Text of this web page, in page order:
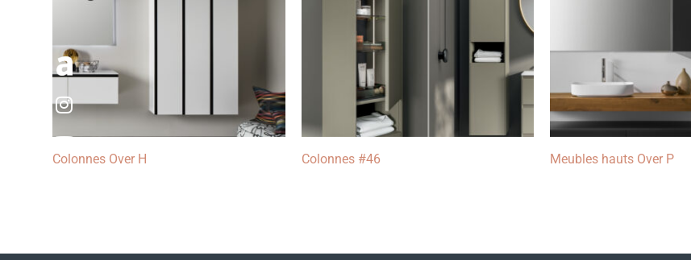
Instagram
Youtube
Colonnes Over H Colonnes #46 Meubles hauts Over P